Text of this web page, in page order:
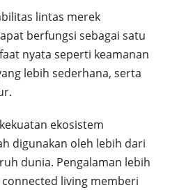
lintas merek
berfungsi sebagai satu
nyata seperti keamanan
lebih sederhana, serta
ekosistem
digunakan oleh lebih dari
dunia. Pengalaman lebih
living memberi